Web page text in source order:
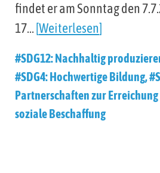
findet er am Sonntag den
17… Weiterlesen
#SDG12: Nachhaltig
#SDG4: Hochwertige Bildung,
Partnerschaften zur
soziale Beschaffung